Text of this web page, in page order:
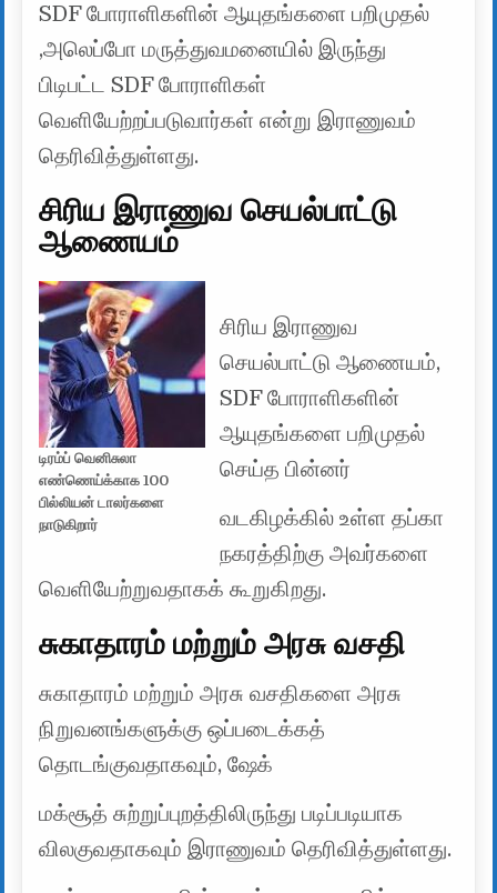
SDF போராளிகளின் ஆயுதங்களை பறிமுதல்
,அலெப்போ மருத்துவமனையில் இருந்து
பிடிபட்ட SDF போராளிகள்
வெளியேற்றப்படுவார்கள் என்று இராணுவம்
தெரிவித்துள்ளது.
சிரிய இராணுவ செயல்பாட்டு
ஆணையம்
டிரம்ப் வெனிசுலா
எண்ணெய்க்காக 100
பில்லியன் டாலர்களை
நாடுகிறார்
சிரிய இராணுவ
செயல்பாட்டு ஆணையம்,
SDF போராளிகளின்
ஆயுதங்களை பறிமுதல்
செய்த பின்னர்
வடகிழக்கில் உள்ள தப்கா
நகரத்திற்கு அவர்களை
வெளியேற்றுவதாகக் கூறுகிறது.
சுகாதாரம் மற்றும் அரசு வசதி
சுகாதாரம் மற்றும் அரசு வசதிகளை அரசு
நிறுவனங்களுக்கு ஒப்படைக்கத்
தொடங்குவதாகவும், ஷேக்
மக்சூத் சுற்றுப்புறத்திலிருந்து படிப்படியாக
விலகுவதாகவும் இராணுவம் தெரிவித்துள்ளது.